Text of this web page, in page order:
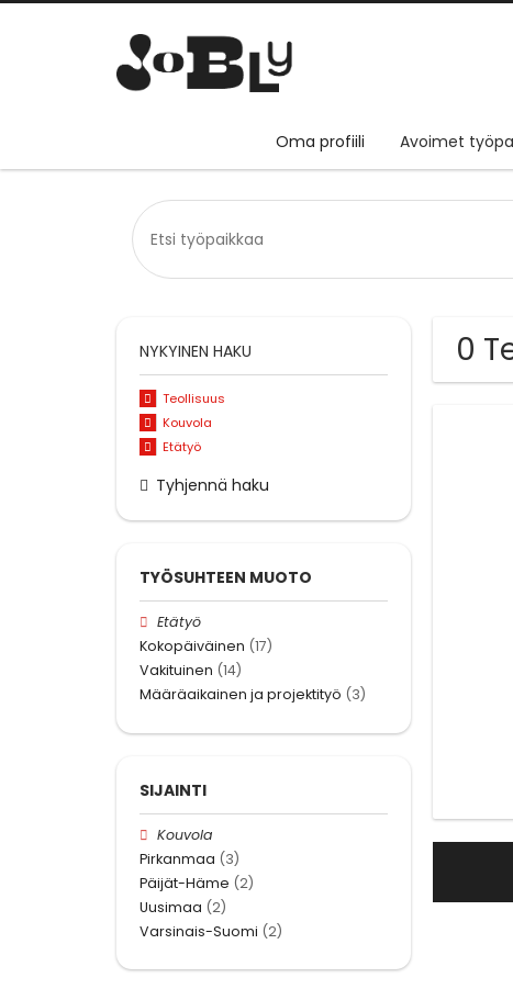
Oma profiili Avoimet
0
NYKYINEN HAKU
Teollisuus
Kouvola
Etätyö
Tyhjennä haku
TYÖSUHTEEN MUOTO
Etätyö
Kokopäiväinen (17)
Vakituinen (14)
Määräaikainen ja projektityö (3)
SIJAINTI
Kouvola
Pirkanmaa (3)
Päijät-Häme (2)
Uusimaa (2)
Varsinais-Suomi (2)